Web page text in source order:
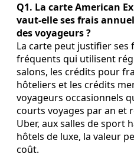
Q1. La carte American
vaut‑elle ses frais
des voyageurs ?
La carte peut justifier ses
fréquents qui utilisent
salons, les crédits pour
hôteliers et les crédits
voyageurs occasionnels
courts voyages par an et
Uber, aux salles de sport
hôtels de luxe, la valeur
coût.